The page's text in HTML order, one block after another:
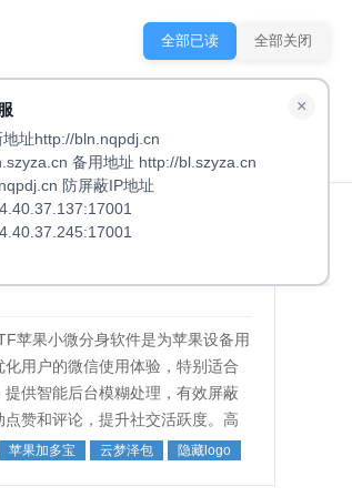
软件 QQ
苹果小微分身软件是为苹果设备用
用户的微信使用体验，特别适合
供智能后台模糊处理，有效屏蔽
赞和评论，提升社交活跃度。高
苹果加多宝 云梦泽包 隐藏logo
全部已读 全部关闭
址http://bln.nqpdj.cn
备用地址 http://bl.szyza.cn
防屏蔽IP地址
×